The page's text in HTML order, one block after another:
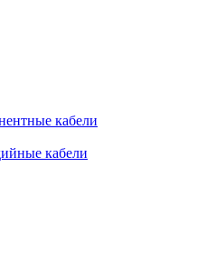
кабели
кабели